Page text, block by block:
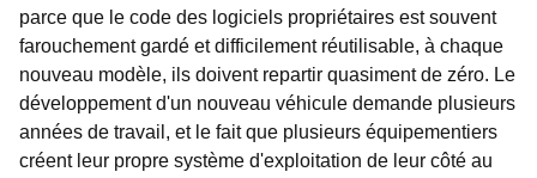
parce que le code des logiciels propriétaires est souvent
farouchement gardé et difficilement réutilisable, à chaque
nouveau modèle, ils doivent repartir quasiment de zéro. Le
développement d'un nouveau véhicule demande plusieurs
années de travail, et le fait que plusieurs équipementiers
créent leur propre système d'exploitation de leur côté au